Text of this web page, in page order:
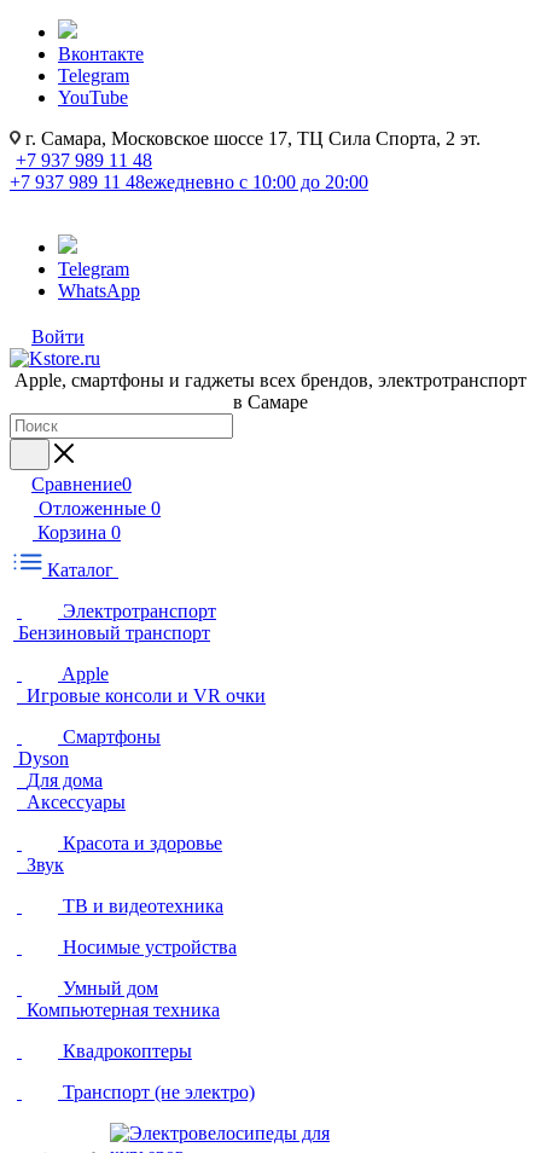
Вконтакте
Telegram
YouTube
г. Самара, Московское шоссе 17, ТЦ Сила Спорта, 2 эт.
+7 937 989 11 48
+7 937 989 11 48ежедневно с 10:00 до 20:00
Telegram
WhatsApp
Войти
Apple, cмартфоны и гаджеты всех брендов, электротранспорт
в Самаре
Сравнение0
Отложенные 0
Корзина 0
Каталог
Электротранспорт
Бензиновый транспорт
Apple
Игровые консоли и VR очки
Смартфоны
Dyson
Для дома
Аксессуары
Красота и здоровье
Звук
ТВ и видеотехника
Носимые устройства
Умный дом
Компьютерная техника
Квадрокоптеры
Транспорт (не электро)